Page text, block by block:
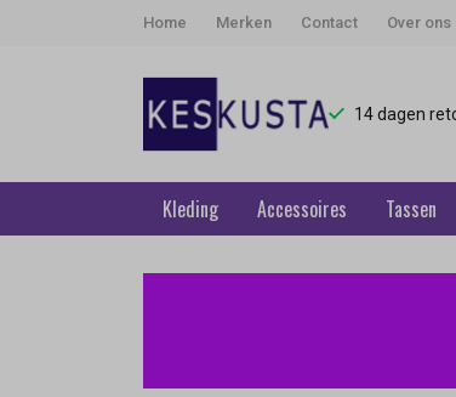
Home Merken Contact Over ons
14 dagen
Kleding Accessoires Tassen
Laarzen
Keskusta